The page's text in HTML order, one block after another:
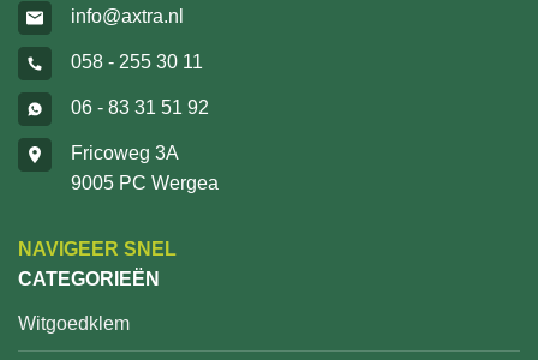
info@axtra.nl
058 - 255 30 11
06 - 83 31 51 92
Fricoweg 3A
9005 PC Wergea
NAVIGEER SNEL
CATEGORIEËN
Witgoedklem